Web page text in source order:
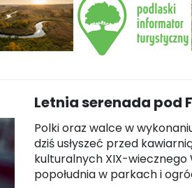
Letnia serenada pod
Polki oraz walce w
dziś usłyszeć przed
kulturalnych XIX-
popołudnia w parkach i